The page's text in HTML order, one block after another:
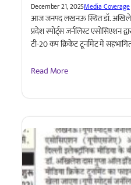
December 21, 2025Media Coverage
आज जनपद लखनऊ स्थित डॉ. अखिलेश
प्रदेश स्पोर्ट्स जर्नलिस्ट एसोसिएशन
टी-20 कप क्रिकेट टूर्नामेंट में
Read More